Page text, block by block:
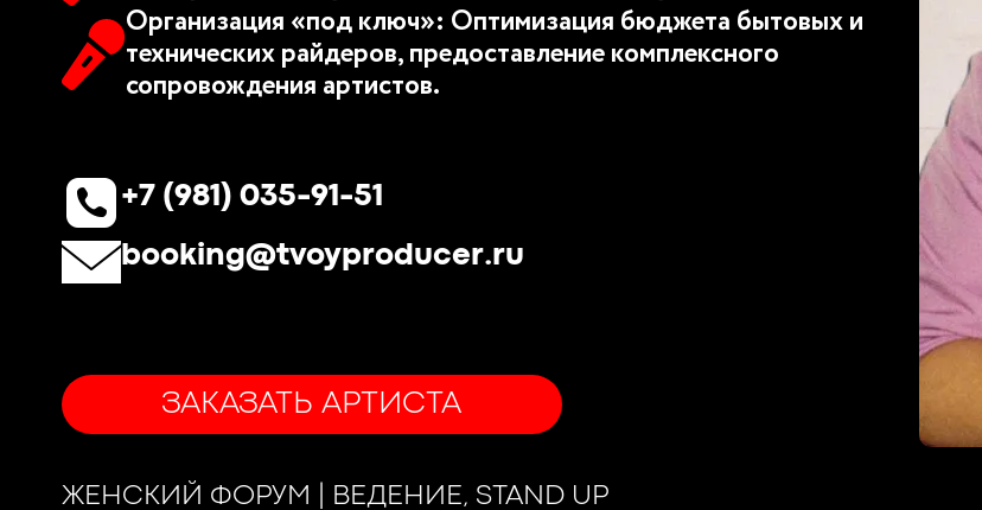
Организация «под ключ»: Оптимизация бюджета бытовых и
технических райдеров, предоставление комплексного
сопровождения артистов.
+7 (981) 035-91-51
booking@tvoyproducer.ru
ЗАКАЗАТЬ АРТИСТА
ЖЕНСКИЙ ФОРУМ | ВЕДЕНИЕ, STAND UP